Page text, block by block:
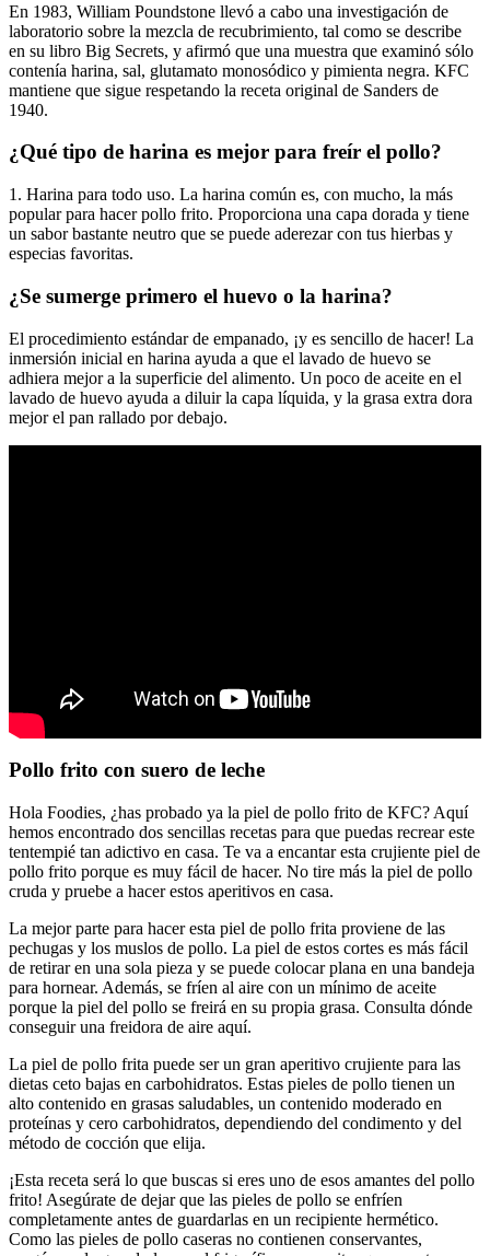
En 1983, William Poundstone llevó a cabo una investigación de
laboratorio sobre la mezcla de recubrimiento, tal como se describe
en su libro Big Secrets, y afirmó que una muestra que examinó sólo
contenía harina, sal, glutamato monosódico y pimienta negra. KFC
mantiene que sigue respetando la receta original de Sanders de
1940.
¿Qué tipo de harina es mejor para freír el pollo?
1. Harina para todo uso. La harina común es, con mucho, la más
popular para hacer pollo frito. Proporciona una capa dorada y tiene
un sabor bastante neutro que se puede aderezar con tus hierbas y
especias favoritas.
¿Se sumerge primero el huevo o la harina?
El procedimiento estándar de empanado, ¡y es sencillo de hacer! La
inmersión inicial en harina ayuda a que el lavado de huevo se
adhiera mejor a la superficie del alimento. Un poco de aceite en el
lavado de huevo ayuda a diluir la capa líquida, y la grasa extra dora
mejor el pan rallado por debajo.
Pollo frito con suero de leche
Hola Foodies, ¿has probado ya la piel de pollo frito de KFC? Aquí
hemos encontrado dos sencillas recetas para que puedas recrear este
tentempié tan adictivo en casa. Te va a encantar esta crujiente piel de
pollo frito porque es muy fácil de hacer. No tire más la piel de pollo
cruda y pruebe a hacer estos aperitivos en casa.
La mejor parte para hacer esta piel de pollo frita proviene de las
pechugas y los muslos de pollo. La piel de estos cortes es más fácil
de retirar en una sola pieza y se puede colocar plana en una bandeja
para hornear. Además, se fríen al aire con un mínimo de aceite
porque la piel del pollo se freirá en su propia grasa. Consulta dónde
conseguir una freidora de aire aquí.
La piel de pollo frita puede ser un gran aperitivo crujiente para las
dietas ceto bajas en carbohidratos. Estas pieles de pollo tienen un
alto contenido en grasas saludables, un contenido moderado en
proteínas y cero carbohidratos, dependiendo del condimento y del
método de cocción que elija.
¡Esta receta será lo que buscas si eres uno de esos amantes del pollo
frito! Asegúrate de dejar que las pieles de pollo se enfríen
completamente antes de guardarlas en un recipiente hermético.
Como las pieles de pollo caseras no contienen conservantes,